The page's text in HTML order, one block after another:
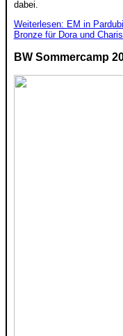
dabei.
Weiterlesen: EM in
Bronze für Dora und
BW Sommercamp